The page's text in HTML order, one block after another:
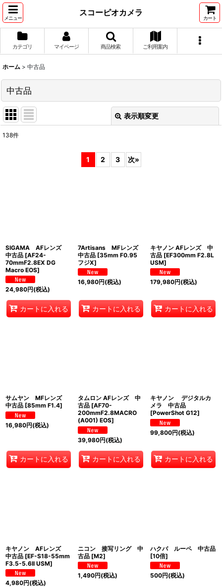
メニュー
スコーピオカメラ
カート
カテゴリ マイページ 商品検索 ご利用案内
ホーム > 中古品
中古品
表示順変更
138件
1 2 3 次»
SIGAMA AFレンズ
中古品 [AF24-
70mmF2.8EX DG
Macro EOS]
24,980円(税込)
カートに入れる
7Artisans MFレンズ
中古品 [35mm F0.95
フジX]
16,980円(税込)
カートに入れる
キヤノン AFレンズ 中
古品 [EF300mm F2.8L
USM]
179,980円(税込)
カートに入れる
サムヤン MFレンズ
中古品 [85mm F1.4]
16,980円(税込)
カートに入れる
タムロン AFレンズ 中
古品 [AF70-
200mmF2.8MACRO
(A001) EOS]
39,980円(税込)
カートに入れる
キヤノン デジタルカ
メラ 中古品
[PowerShot G12]
99,800円(税込)
カートに入れる
キヤノン AFレンズ
中古品 [EF-S18-55mm
F3.5-5.6II USM]
4,980円(税込)
ニコン 接写リング 中
古品 [M2]
1,490円(税込)
ハクバ ルーペ 中古品
[10倍]
500円(税込)